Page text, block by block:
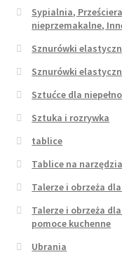
Sypialnia,
nieprzemakalne,
Sznurówki
Sznurówki
Sztućce dla
Sztuka i rozrywka
tablice
Tablice na narzędzia
Talerze i obrzeża
Talerze i obrzeża
pomoce kuchenne
Ubrania